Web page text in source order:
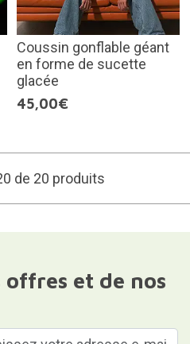
Coussin gonflable géant
en forme de sucette
glacée
45,00€
de 20 produits
et de nos